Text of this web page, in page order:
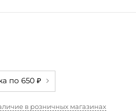
по 650 ₽
в розничных магазинах